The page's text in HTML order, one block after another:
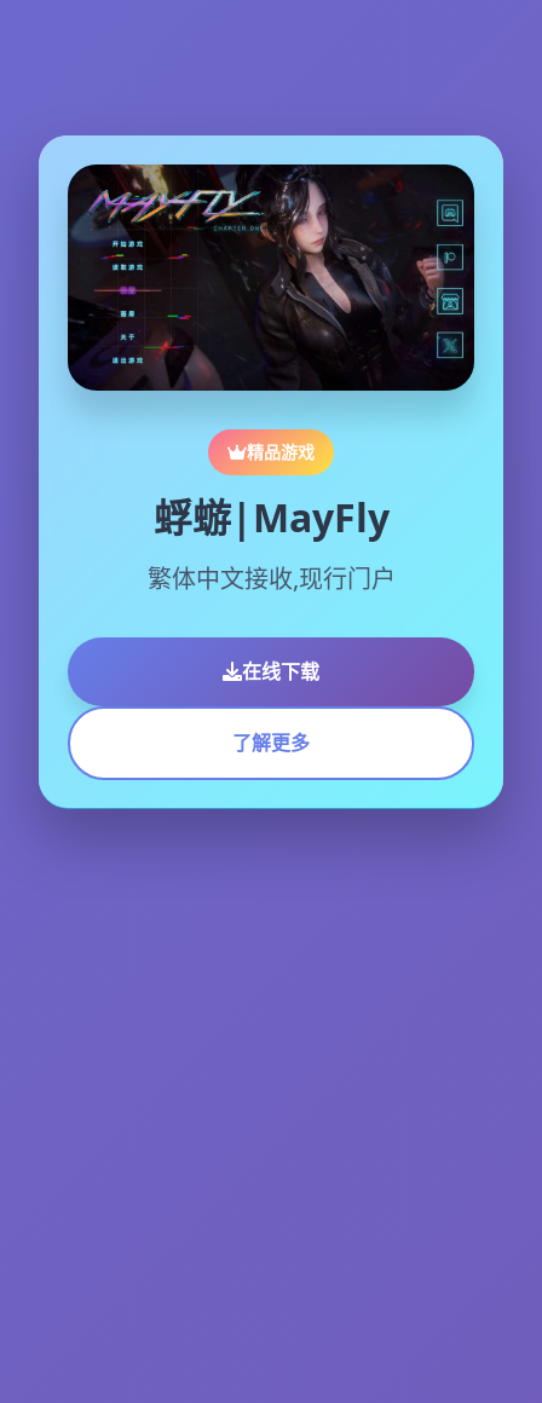
精品游戏
蜉蝣|MayFly
繁体中文接收,现行门户
在线下载
了解更多